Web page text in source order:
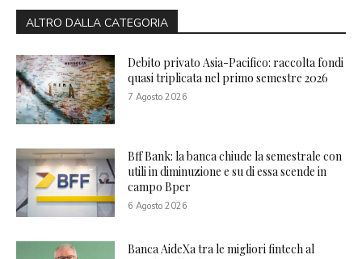
ALTRO DALLA CATEGORIA
Debito privato Asia-Pacifico: raccolta fondi
quasi triplicata nel primo semestre 2026
7 Agosto 2026
Bff Bank: la banca chiude la semestrale con
utili in diminuzione e su di essa scende in
campo Bper
6 Agosto 2026
Banca AideXa tra le migliori fintech al